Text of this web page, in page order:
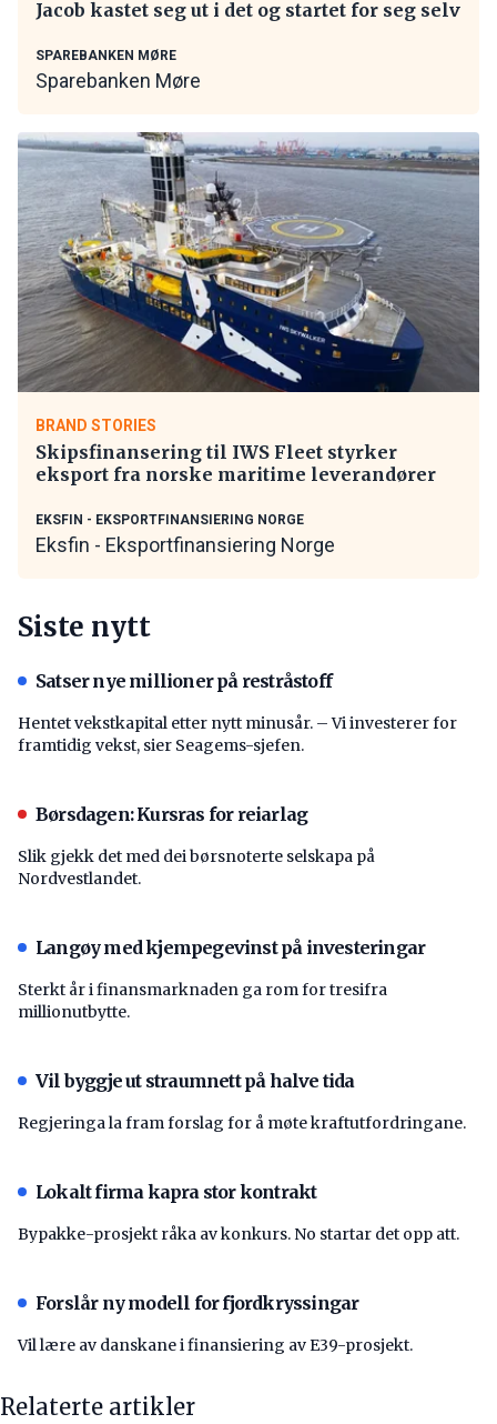
Jacob kastet seg ut i det og startet for seg selv
SPAREBANKEN MØRE
Sparebanken Møre
BRAND STORIES
Skipsfinansering til IWS Fleet styrker
eksport fra norske maritime leverandører
EKSFIN - EKSPORTFINANSIERING NORGE
Eksfin - Eksportfinansiering Norge
Siste nytt
Satser nye millioner på restråstoff
Hentet vekstkapital etter nytt minusår. – Vi investerer for
framtidig vekst, sier Seagems-sjefen.
Børsdagen: Kursras for reiarlag
Slik gjekk det med dei børsnoterte selskapa på
Nordvestlandet.
Langøy med kjempegevinst på investeringar
Sterkt år i finansmarknaden ga rom for tresifra
millionutbytte.
Vil byggje ut straumnett på halve tida
Regjeringa la fram forslag for å møte kraftutfordringane.
Lokalt firma kapra stor kontrakt
Bypakke-prosjekt råka av konkurs. No startar det opp att.
Forslår ny modell for fjordkryssingar
Vil lære av danskane i finansiering av E39-prosjekt.
Relaterte artikler